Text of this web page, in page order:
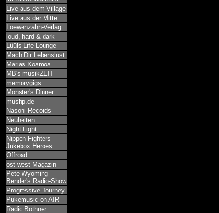
Live aus dem Village
Live aus der Mitte
Loewenzahn-Verlag
loud, hard & dark
Lüüls Life Lounge
Mach Dir Lebenslust
Marias Kosmos
MB's musikZEIT
memorygigs
Monster's Dinner
mushp.de
Nasoni Records
Neuheiten
Night Light
Nippon-Fighters
Jukebox Heroes
Offroad
ost-west Magazin
Pete Wyoming
Bender's Radio-Show
Progressive Journey
Pukemusic on AIR
Radio Böthner